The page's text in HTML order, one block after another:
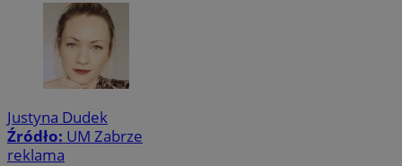
Justyna Dudek
Źródło: UM Zabrze
reklama